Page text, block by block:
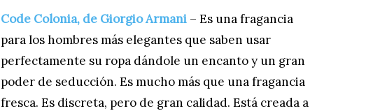
Code Colonia, de Giorgio Armani – Es una fragancia
para los hombres más elegantes que saben usar
perfectamente su ropa dándole un encanto y un gran
poder de seducción. Es mucho más que una fragancia
fresca. Es discreta, pero de gran calidad. Está creada a